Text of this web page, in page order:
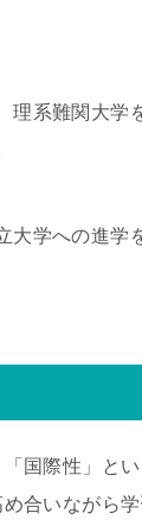
系難関大学
学への進学
国際性」と
合いながら